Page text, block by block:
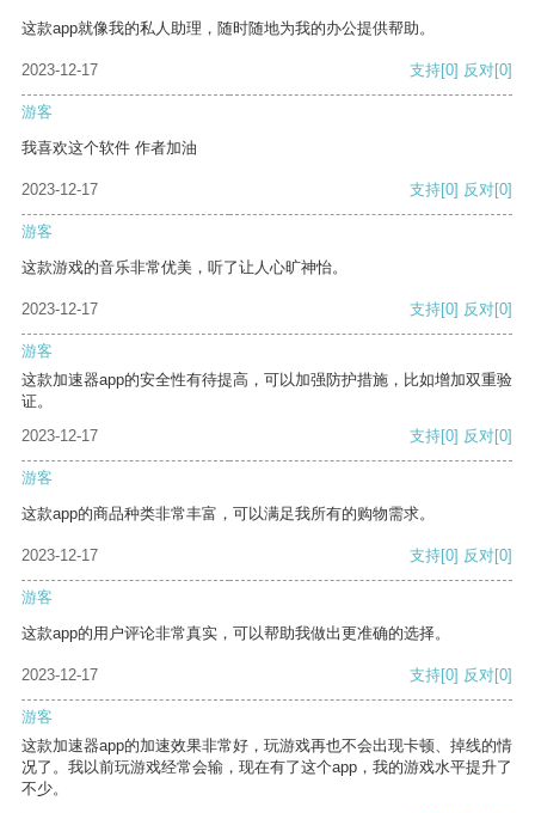
这款app就像我的私人助理，随时随地为我的办公提供帮助。
2023-12-17 支持[0] 反对[0]
游客
我喜欢这个软件 作者加油
2023-12-17 支持[0] 反对[0]
游客
这款游戏的音乐非常优美，听了让人心旷神怡。
2023-12-17 支持[0] 反对[0]
游客
这款加速器app的安全性有待提高，可以加强防护措施，比如增加双重验
证。
2023-12-17
支持[0] 反对[0]
游客
这款app的商品种类非常丰富，可以满足我所有的购物需求。
2023-12-17 支持[0] 反对[0]
游客
这款app的用户评论非常真实，可以帮助我做出更准确的选择。
2023-12-17 支持[0] 反对[0]
游客
这款加速器app的加速效果非常好，玩游戏再也不会出现卡顿、掉线的情
况了。我以前玩游戏经常会输，现在有了这个app，我的游戏水平提升了
不少。